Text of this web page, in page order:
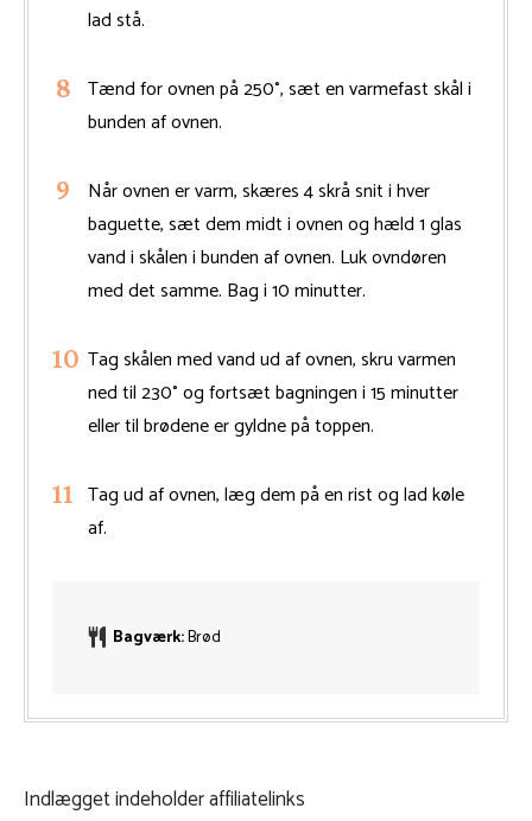
lad stå.
Tænd for ovnen på 250°, sæt en varmefast skål i
bunden af ovnen.
Når ovnen er varm, skæres 4 skrå snit i hver
baguette, sæt dem midt i ovnen og hæld 1 glas
vand i skålen i bunden af ovnen. Luk ovndøren
med det samme. Bag i 10 minutter.
Tag skålen med vand ud af ovnen, skru varmen
ned til 230° og fortsæt bagningen i 15 minutter
eller til brødene er gyldne på toppen.
Tag ud af ovnen, læg dem på en rist og lad køle
af.
Bagværk:Brød
Indlægget indeholder affiliatelinks